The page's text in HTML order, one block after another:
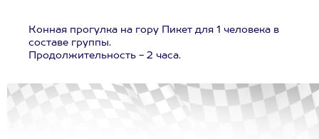
Конная прогулка на гору Пикет для 1 человека в
составе группы.
Продолжительность - 2 часа.